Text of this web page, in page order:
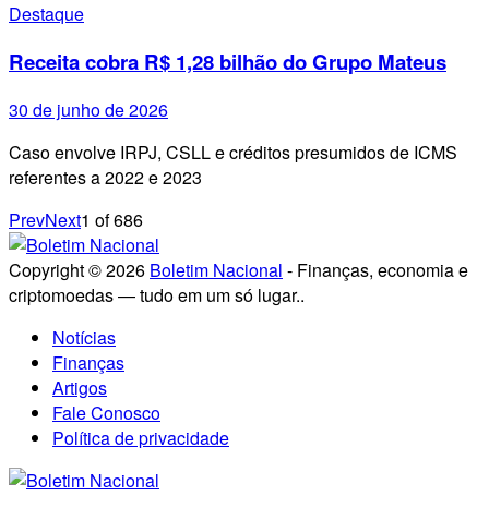
Destaque
Receita cobra R$ 1,28 bilhão do Grupo Mateus
30 de junho de 2026
Caso envolve IRPJ, CSLL e créditos presumidos de ICMS
referentes a 2022 e 2023
PrevNext1 of686
Copyright © 2026 Boletim Nacional - Finanças, economia e
criptomoedas — tudo em um só lugar..
Notícias
Finanças
Artigos
Fale Conosco
Política de privacidade